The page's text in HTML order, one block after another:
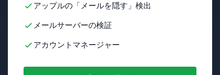
アップルの「メールを隠す」検出
メールサーバーの検証
アカウントマネージャー